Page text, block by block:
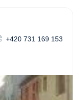
+420 731 169 153